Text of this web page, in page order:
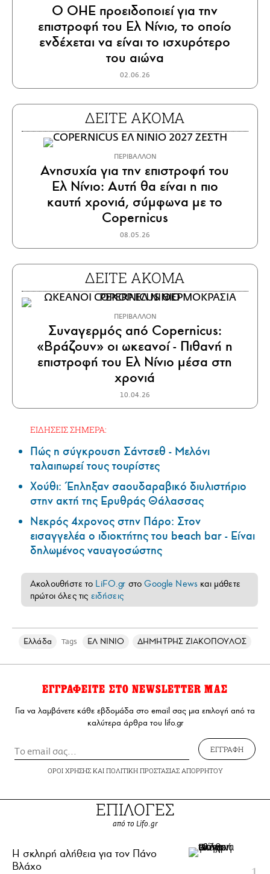
Ο ΟΗΕ προειδοποιεί για την
επιστροφή του Ελ Νίνιο, το οποίο
ενδέχεται να είναι το ισχυρότερο
του αιώνα
02.06.26
ΔΕΙΤΕ ΑΚΟΜΑ
ΠΕΡΙΒΑΛΛΟΝ
Ανησυχία για την επιστροφή του
Ελ Νίνιο: Αυτή θα είναι η πιο
καυτή χρονιά, σύμφωνα με το
Copernicus
08.05.26
ΔΕΙΤΕ ΑΚΟΜΑ
ΠΕΡΙΒΑΛΛΟΝ
Συναγερμός από Copernicus:
«Βράζουν» οι ωκεανοί - Πιθανή η
επιστροφή του Ελ Νίνιο μέσα στη
χρονιά
10.04.26
ΕΙΔΗΣΕΙΣ ΣΗΜΕΡΑ:
Πώς η σύγκρουση Σάντσεθ - Μελόνι
ταλαιπωρεί τους τουρίστες
Χούθι: Έπληξαν σαουδαραβικό διυλιστήριο
στην ακτή της Ερυθράς Θάλασσας
Νεκρός 4χρονος στην Πάρο: Στον
εισαγγελέα ο ιδιοκτήτης του beach bar - Είναι
δηλωμένος ναυαγοσώστης
Ακολουθήστε το LiFO.gr στοGoogle News και μάθετε
πρώτοι όλες τις ειδήσεις
Ελλάδα Tags ΕΛ ΝΙΝΙΟ ΔΗΜΗΤΡΗΣ ΖΙΑΚΟΠΟΥΛΟΣ
ΕΓΓΡΑΦΕΙΤΕ ΣΤΟ NEWSLETTER ΜΑΣ
Για να λαμβάνετε κάθε εβδομάδα στο email σας μια επιλογή από τα
καλύτερα άρθρα του lifo.gr
ΕΓΓΡΑΦΗ
ΟΡΟΙ ΧΡΗΣΗΣΚΑΙ ΠΟΛΙΤΙΚΗ ΠΡΟΣΤΑΣΙΑΣ ΑΠΟΡΡΗΤΟΥ
ΕΠΙΛΟΓΕΣ
από το Lifo.gr
H σκληρή αλήθεια για τον Πάνο
Βλάχο